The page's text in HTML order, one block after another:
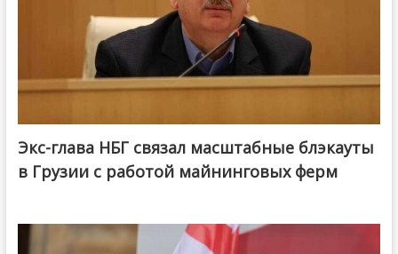
Экс-глава НБГ связал масштабные блэкауты
в Грузии с работой майнинговых ферм